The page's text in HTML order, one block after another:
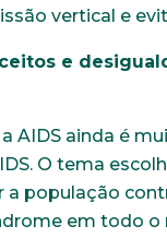
vertical e
e
AIDS ainda é
O tema
população
em todo